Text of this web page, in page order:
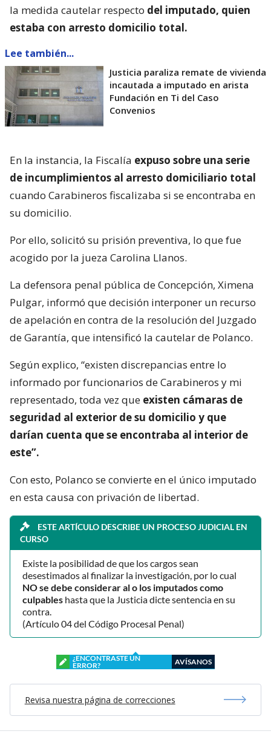
la medida cautelar respecto del imputado, quien
estaba con arresto domicilio total.
Lee también...
Justicia paraliza remate de vivienda
incautada a imputado en arista
Fundación en Ti del Caso
Convenios
En la instancia, la Fiscalía expuso sobre una serie
de incumplimientos al arresto domiciliario total
cuando Carabineros fiscalizaba si se encontraba en
su domicilio.
Por ello, solicitó su prisión preventiva, lo que fue
acogido por la jueza Carolina Llanos.
La defensora penal pública de Concepción, Ximena
Pulgar, informó que decisión interponer un recurso
de apelación en contra de la resolución del Juzgado
de Garantía, que intensificó la cautelar de Polanco.
Según explico, “existen discrepancias entre lo
informado por funcionarios de Carabineros y mi
representado, toda vez que existen cámaras de
seguridad al exterior de su domicilio y que
darían cuenta que se encontraba al interior de
este”.
Con esto, Polanco se convierte en el único imputado
en esta causa con privación de libertad.
ESTE ARTÍCULO DESCRIBE UN PROCESO JUDICIAL EN
CURSO
Existe la posibilidad de que los cargos sean
desestimados al finalizar la investigación, por lo cual
NO se debe considerar al o los imputados como
culpables hasta que la Justicia dicte sentencia en su
contra.
(Artículo 04 del Código Procesal Penal)
¿ENCONTRASTE UN
ERROR?
AVÍSANOS
Revisa nuestra página de correcciones